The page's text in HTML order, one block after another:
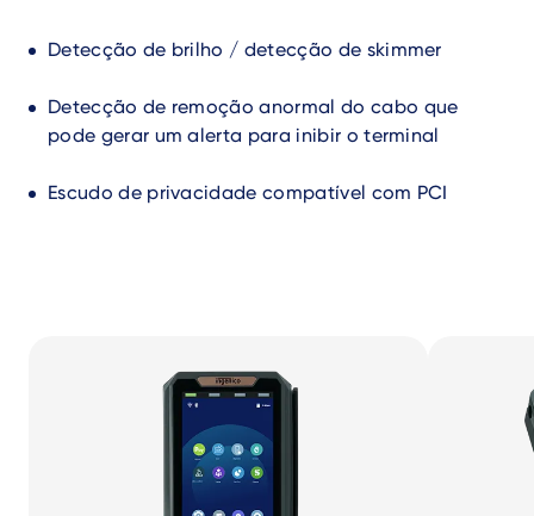
Detecção de brilho / detecção de skimmer
Detecção de remoção anormal do cabo que
pode gerar um alerta para inibir o terminal
Escudo de privacidade compatível com PCI